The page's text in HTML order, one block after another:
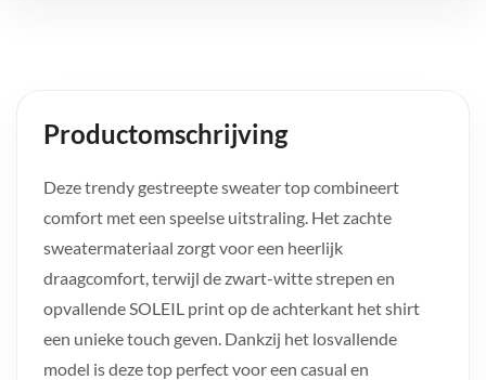
Productomschrijving
Deze trendy gestreepte sweater top combineert
comfort met een speelse uitstraling. Het zachte
sweatermateriaal zorgt voor een heerlijk
draagcomfort, terwijl de zwart-witte strepen en
opvallende SOLEIL print op de achterkant het shirt
een unieke touch geven. Dankzij het losvallende
model is deze top perfect voor een casual en